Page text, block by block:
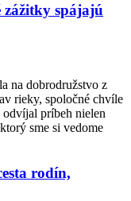
zážitky spájajú
na dobrodružstvo z
rieky, spoločné chvíle
príbeh nielen
sme si vedome
rodín,